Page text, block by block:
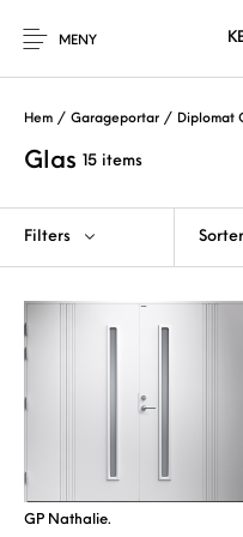
MENY
Hem / Garageportar / Diplomat
Glas 15 items
Filters
GP Nathalie.